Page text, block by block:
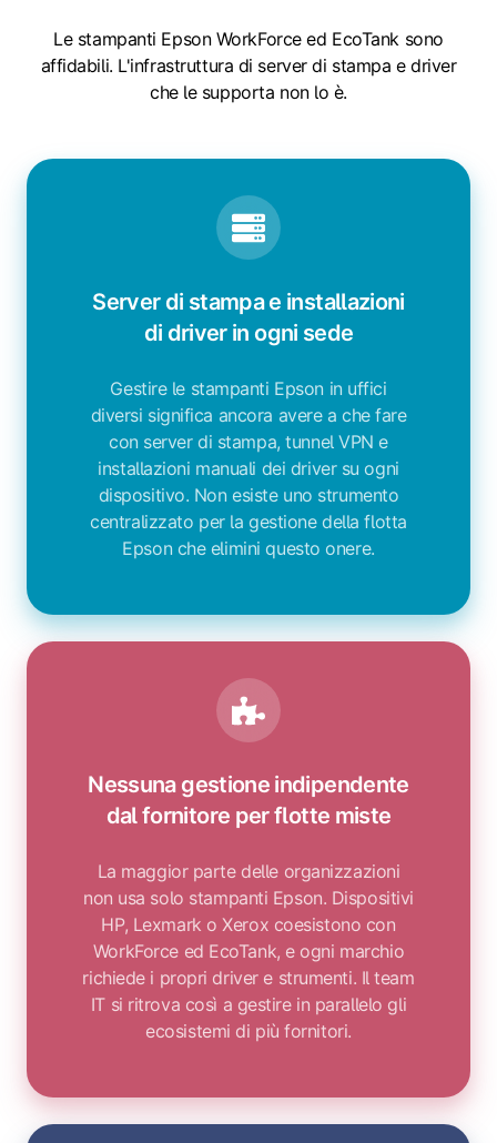
Le stampanti Epson WorkForce ed EcoTank sono
affidabili. L'infrastruttura di server di stampa e driver
che le supporta non lo è.
Server di stampa e installazioni
di driver in ogni sede
Gestire le stampanti Epson in uffici
diversi significa ancora avere a che fare
con server di stampa, tunnel VPN e
installazioni manuali dei driver su ogni
dispositivo. Non esiste uno strumento
centralizzato per la gestione della flotta
Epson che elimini questo onere.
Nessuna gestione indipendente
dal fornitore per flotte miste
La maggior parte delle organizzazioni
non usa solo stampanti Epson. Dispositivi
HP, Lexmark o Xerox coesistono con
WorkForce ed EcoTank, e ogni marchio
richiede i propri driver e strumenti. Il team
IT si ritrova così a gestire in parallelo gli
ecosistemi di più fornitori.